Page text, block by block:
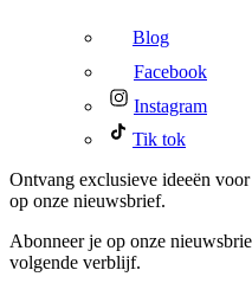
Blog
Facebook
Instagram
Tik tok
Ontvang exclusieve ideeën
op onze nieuwsbrief.
Abonneer je op onze
volgende verblijf.